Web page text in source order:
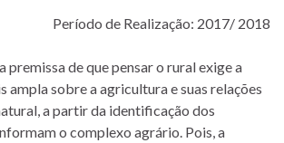
Período de Realização: 2017/ 2018
de que pensar o rural exige a
ampla sobre a agricultura e suas relações
a partir da identificação dos
o complexo agrário. Pois, a